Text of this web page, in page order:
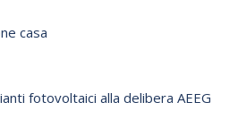
casa
fotovoltaici alla delibera AEEG